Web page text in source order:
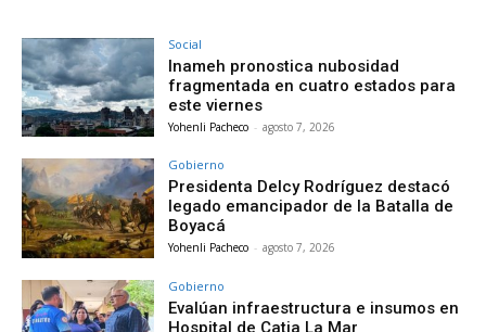
Social
Inameh pronostica nubosidad
fragmentada en cuatro estados para
este viernes
Yohenli Pacheco - agosto 7, 2026
Gobierno
Presidenta Delcy Rodríguez destacó
legado emancipador de la Batalla de
Boyacá
Yohenli Pacheco - agosto 7, 2026
Gobierno
Evalúan infraestructura e insumos en
Hospital de Catia La Mar